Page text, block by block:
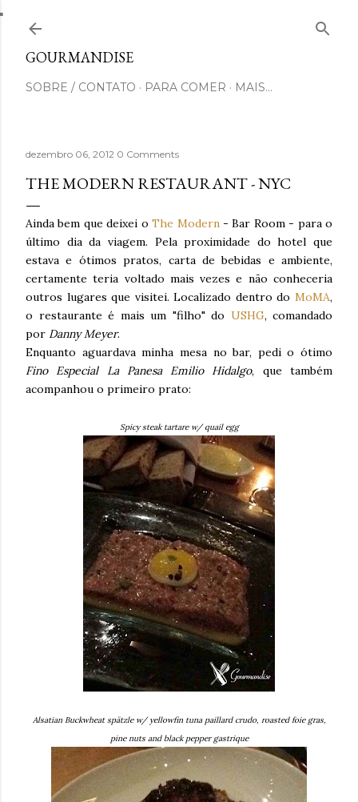
GOURMANDISE
SOBRE / CONTATO PARA COMER MAIS…
dezembro 06, 2012 0 Comments
THE MODERN RESTAURANT - NYC
Ainda bem que deixei oThe Modern- Bar Room - para o
último dia da viagem. Pela proximidade do hotel que
estava e ótimos pratos, carta de bebidas e ambiente,
certamente teria voltado mais vezes e não conheceria
outros lugares que visitei. Localizado dentro do MoMA,
o restaurante é mais um "filho" do USHG, comandado
por Danny Meyer.
Enquanto aguardava minha mesa no bar, pedi o ótimo
Fino Especial La Panesa Emilio Hidalgo, que também
acompanhou o primeiro prato:
Spicy steak tartare w/ quail egg
Alsatian Buckwheat spätzle w/ yellowfin tuna paillard crudo, roasted foie gras,
pine nuts and black pepper gastrique